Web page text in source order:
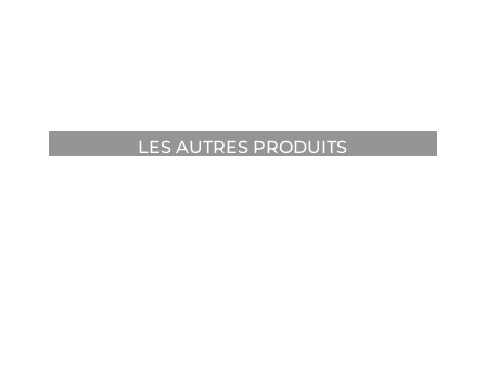
LES AUTRES PRODUITS